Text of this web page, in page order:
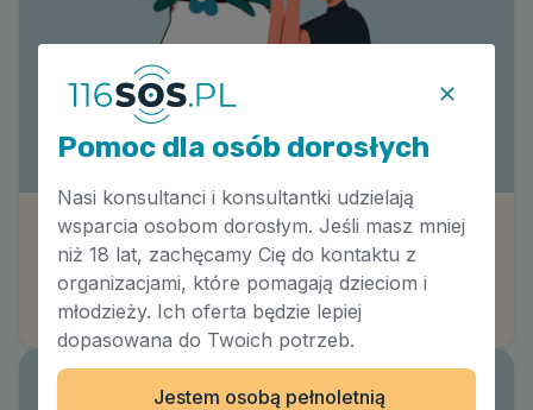
Budowanie pozytywnego dialogu
wewnętrznego
Autor: Maria Engler
Pomoc dla osób dorosłych
Nasi konsultanci i konsultantki udzielają
wsparcia osobom dorosłym. Jeśli masz mniej
niż 18 lat, zachęcamy Cię do kontaktu z
organizacjami, które pomagają dzieciom i
młodzieży. Ich oferta będzie lepiej
dopasowana do Twoich potrzeb.
Jestem osobą pełnoletnią